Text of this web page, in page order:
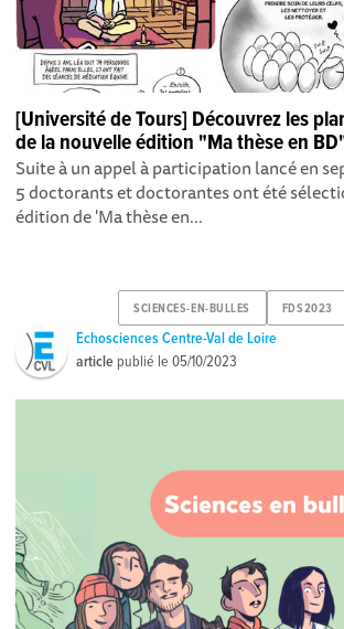
[Université de Tours] Découvrez les
de la nouvelle édition "Ma thèse en
Suite à un appel à participation lancé en
5 doctorants et doctorantes ont été
édition de 'Ma thèse en...
SCIENCES-EN-BULLES FDS2023
Echosciences Centre-Val de Loire
article publié le05/10/2023